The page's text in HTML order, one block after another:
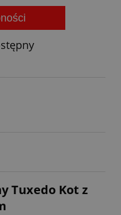
Tuxedo Kot z